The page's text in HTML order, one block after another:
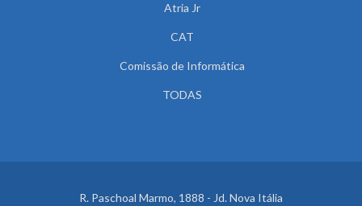
Atria Jr
CAT
Comissão de Informática
TODAS
R. Paschoal Marmo, 1888 - Jd. Nova Itália